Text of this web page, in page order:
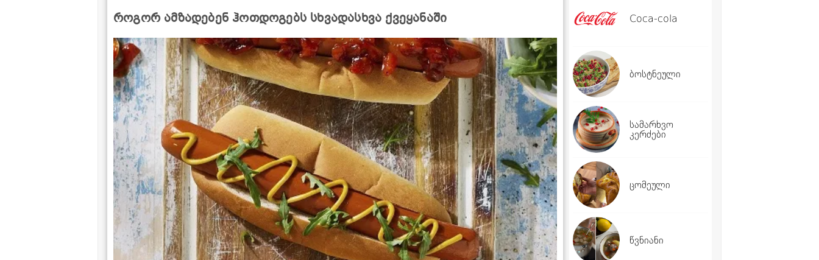
როგორ ამზადებენ ჰოთდოგებს სხვადასხვა ქვეყანაში Coca-cola
ბოსტნეული
სამარხვო
კერძები
ცომეული
წვნიანი